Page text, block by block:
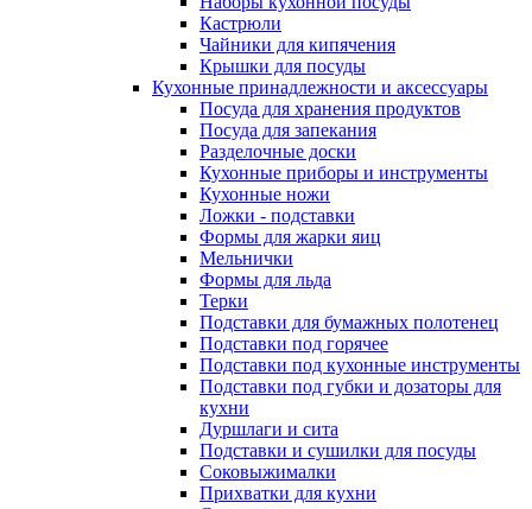
Кастрюли
Чайники для кипячения
Крышки для посуды
Кухонные принадлежности и аксессуары
Посуда для хранения продуктов
Посуда для запекания
Разделочные доски
Кухонные приборы и инструменты
Кухонные ножи
Ложки - подставки
Формы для жарки яиц
Мельнички
Формы для льда
Терки
Подставки для бумажных полотенец
Подставки под горячее
Подставки под кухонные инструменты
Подставки под губки и дозаторы для
кухни
Дуршлаги и сита
Подставки и сушилки для посуды
Соковыжималки
Прихватки для кухни